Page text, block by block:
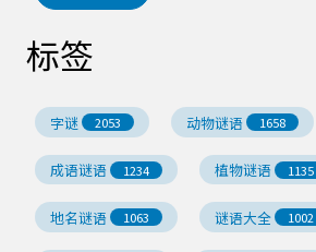
标签
字谜 2053 动物谜语 1658
成语谜语 1234 植物谜语 1135
地名谜语 1063 谜语大全 1002